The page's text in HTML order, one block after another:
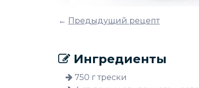
← Предыдущий рецепт
Ингредиенты
750 г трески